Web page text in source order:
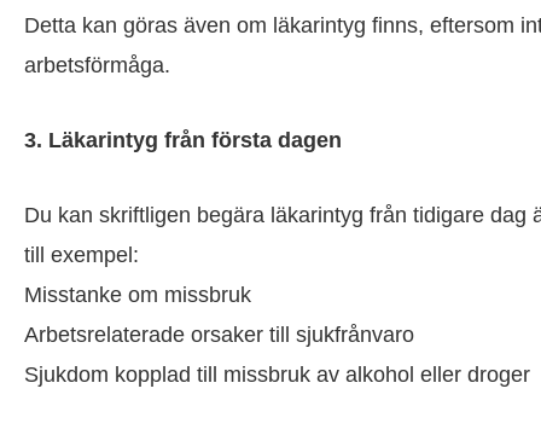
Detta kan göras även om läkarintyg finns, eftersom
arbetsförmåga.
3. Läkarintyg från första dagen
Du kan skriftligen begära läkarintyg från tidigare dag
till exempel:
Misstanke om missbruk
Arbetsrelaterade orsaker till sjukfrånvaro
Sjukdom kopplad till missbruk av alkohol eller droger